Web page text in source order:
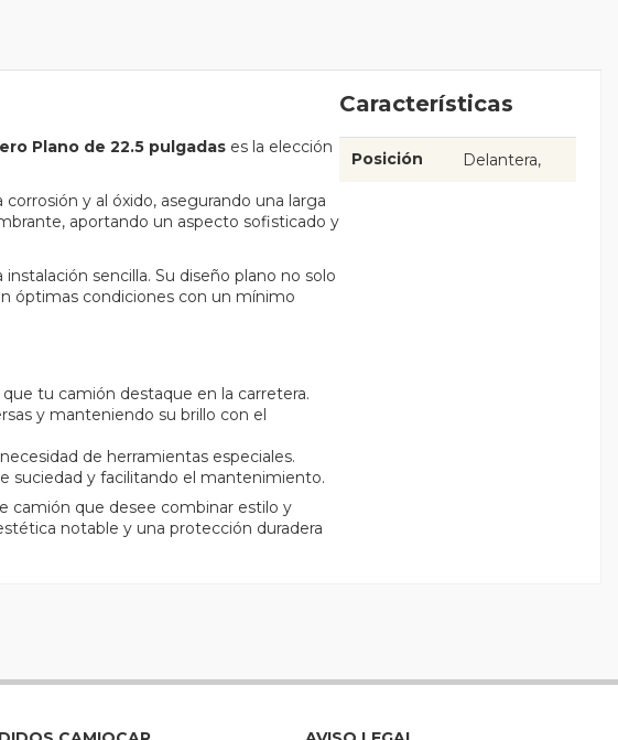
Plano de 22.5 pulgadas es la elección
y al óxido, asegurando una larga
aportando un aspecto sofisticado y
sencilla. Su diseño plano no solo
óptimas condiciones con un mínimo
tu camión destaque en la carretera.
y manteniendo su brillo con el
de herramientas especiales.
suciedad y facilitando el mantenimiento.
camión que desee combinar estilo y
notable y una protección duradera
Características
Posición Delantera